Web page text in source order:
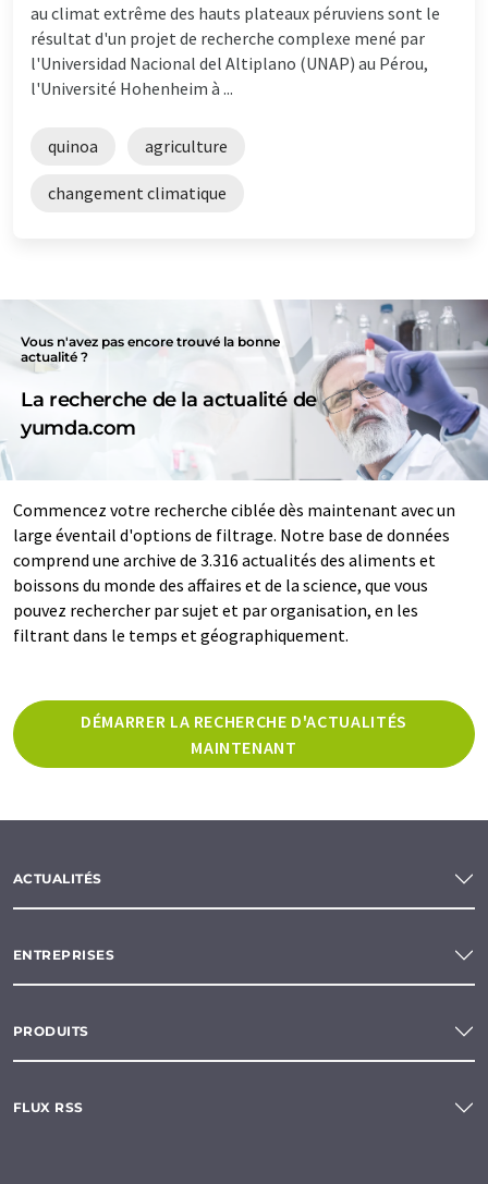
au climat extrême des hauts plateaux péruviens sont le
résultat d'un projet de recherche complexe mené par
l'Universidad Nacional del Altiplano (UNAP) au Pérou,
l'Université Hohenheim à ...
quinoa agriculture
changement climatique
Vous n'avez pas encore trouvé la bonne
actualité ?
La recherche de la actualité de
yumda.com
Commencez votre recherche ciblée dès maintenant avec un
large éventail d'options de filtrage. Notre base de données
comprend une archive de 3.316 actualités des aliments et
boissons du monde des affaires et de la science, que vous
pouvez rechercher par sujet et par organisation, en les
filtrant dans le temps et géographiquement.
DÉMARRER LA RECHERCHE D'ACTUALITÉS
MAINTENANT
ACTUALITÉS
ENTREPRISES
PRODUITS
FLUX RSS